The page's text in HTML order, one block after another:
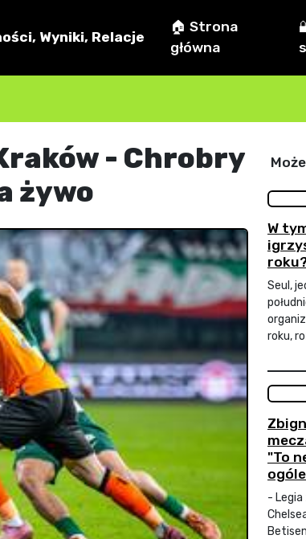
Wyniki, Relacje
🏠 Strona
główna
- Chrobry
żywo
W
Seul,
roku,
"To
- Legia